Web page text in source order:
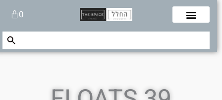
0עגלת
קניות
Search
Search Button